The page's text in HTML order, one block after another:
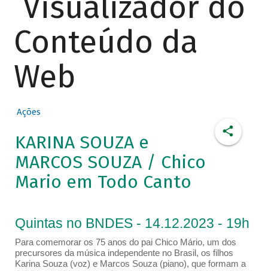
Conteúdo da
Web
Ações
KARINA SOUZA e
MARCOS SOUZA / Chico
Mario em Todo Canto
Quintas no BNDES - 14.12.2023 - 19h
Para comemorar os 75 anos do pai Chico Mário, um dos
precursores da música independente no Brasil, os filhos
Karina Souza (voz) e Marcos Souza (piano), que formam a